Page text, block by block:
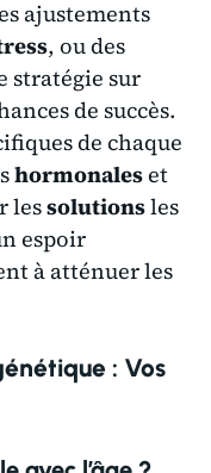
ajustements
, ou des
stratégie sur
de succès.
de chaque
hormonaleset
lessolutionsles
espoir
à atténuer les
: Vos